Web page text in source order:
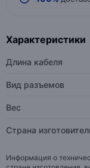
Характеристики
Длина кабеля
Вид разъемов
Вес
Страна
Информация о